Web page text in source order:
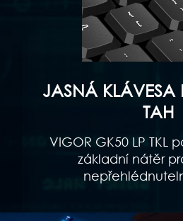
JASNÁ KLÁVESA
TAH
VIGOR GK50 LP TKL
základní nátěr